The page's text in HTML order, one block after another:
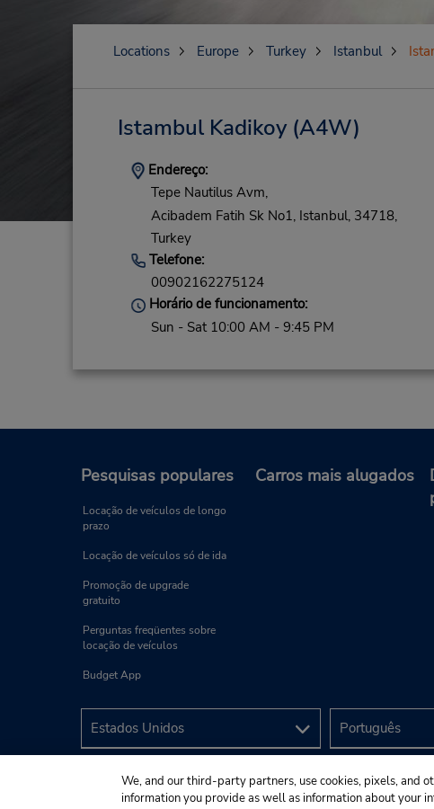
Locations Europe Turkey Istanbul
Istambul Kadikoy(A4W)
Endereço:
Tepe Nautilus Avm,
Acibadem Fatih Sk No1, Istanbul, 34718,
Turkey
Telefone:
00902162275124
Horário de funcionamento:
Sun - Sat 10:00 AM - 9:45 PM
Pesquisas populares
Locação de veículos de longo
prazo
Locação de veículos só de ida
Promoção de upgrade
gratuito
Perguntas freqüentes sobre
locação de veículos
Budget App
Carros mais alugados
We, and our third-party partners, use cookies, pixels, and
information you provide as well as information about your